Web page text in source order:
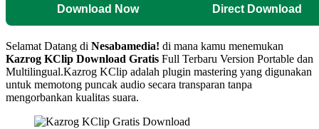
Download Now Direct Download
Selamat Datang di Nesabamedia! di mana kamu menemukan
Kazrog KClip Download Gratis Full Terbaru Version Portable dan
Multilingual.Kazrog KClip adalah plugin mastering yang digunakan
untuk memotong puncak audio secara transparan tanpa
mengorbankan kualitas suara.